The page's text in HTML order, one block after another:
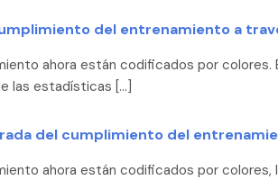
del entrenamiento a
ahora están codificados por colores.
las estadísticas […]
del cumplimiento del
ahora están codificados por colores,